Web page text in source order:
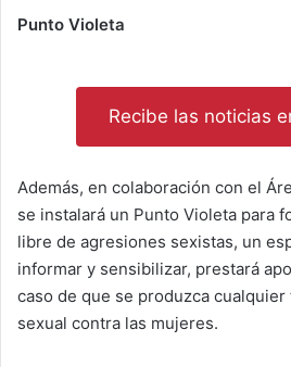
Punto Violeta
Recibe las noticias
Además, en colaboración con el
se instalará un Punto Violeta para
libre de agresiones sexistas, un
informar y sensibilizar, prestará
caso de que se produzca
sexual contra las mujeres.